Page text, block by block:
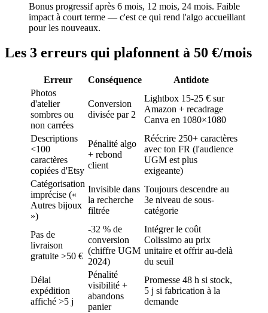
Bonus progressif après 6 mois, 12 mois, 24 mois. Faible
impact à court terme — c'est ce qui rend l'algo accueillant
pour les nouveaux.
Les 3 erreurs qui plafonnent à 50 €/mois
Erreur Conséquence
Antidote
Photos
d'atelier
sombres ou
non carrées
Conversion
divisée par 2
Lightbox 15-25 € sur
Amazon + recadrage
Canva en 1080×1080
Descriptions
<100
caractères
copiées d'Etsy
Pénalité algo
+ rebond
client
Réécrire 250+ caractères
avec ton FR (l'audience
UGM est plus
exigeante)
Catégorisation
imprécise («
Autres bijoux
»)
Invisible dans
la recherche
filtrée
Toujours descendre au
3e niveau de sous-
catégorie
Pas de
livraison
gratuite >50 €
-32 % de
conversion
(chiffre UGM
2024)
Intégrer le coût
Colissimo au prix
unitaire et offrir au-delà
du seuil
Délai
expédition
affiché >5 j
Pénalité
visibilité +
abandons
panier
Promesse 48 h si stock,
5 j si fabrication à la
demande